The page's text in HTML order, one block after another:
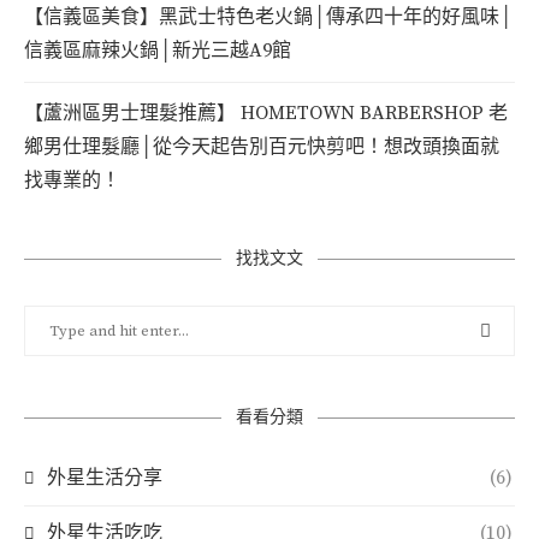
【信義區美食】黑武士特色老火鍋│傳承四十年的好風味│
信義區麻辣火鍋│新光三越A9館
【蘆洲區男士理髮推薦】 HOMETOWN BARBERSHOP 老
鄉男仕理髮廳│從今天起告別百元快剪吧！想改頭換面就
找專業的！
找找文文
看看分類
外星生活分享 (6)
外星生活吃吃 (10)